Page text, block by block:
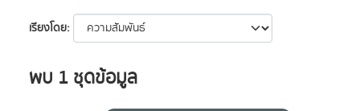
เรียงโดย
พบ 1 ชุดข้อมูล